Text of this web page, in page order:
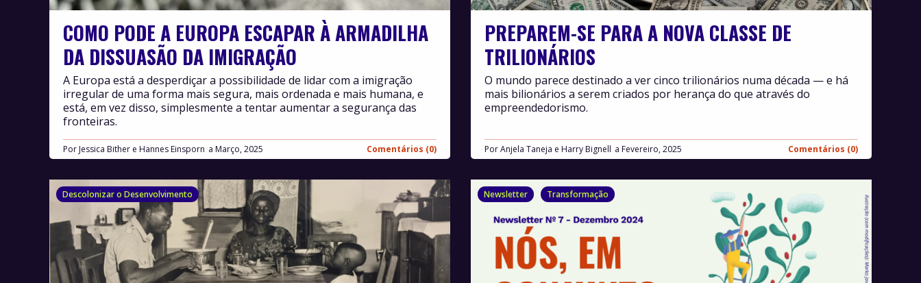
COMO PODE A EUROPA ESCAPAR À ARMADILHA
DA DISSUASÃO DA IMIGRAÇÃO
Por Jessica Bither e Hannes Einsporn Março, 2025 Comentários (0)
A Europa está a desperdiçar a possibilidade de lidar com a imigração
irregular de uma forma mais segura, mais ordenada e mais humana, e
está, em vez disso, simplesmente a tentar aumentar a segurança das
fronteiras.
PREPAREM-SE PARA A NOVA CLASSE DE
TRILIONÁRIOS
PorAnjela Taneja e Harry Bignell Fevereiro, 2025 Comentários (0)
O mundo parece destinado a ver cinco trilionários numa década — e há
mais bilionários a serem criados por herança do que através do
empreendedorismo.
Descolonizar o Desenvolvimento Newsletter Transformação